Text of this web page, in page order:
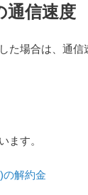
通信速度
た場合は、通信
ます。
の解約金